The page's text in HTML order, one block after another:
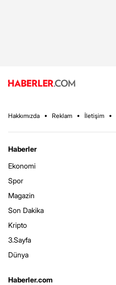
Hakkımızda Reklam İletişim
Haberler
Ekonomi
Spor
Magazin
Son Dakika
Kripto
3.Sayfa
Dünya
Haberler.com